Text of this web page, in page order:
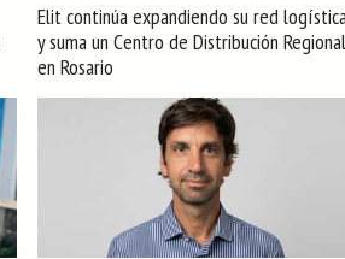
Elit continúa expandiendo su red
y suma un Centro de Distribución Regional
en Rosario